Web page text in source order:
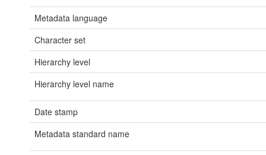
Metadata language
Character set
Hierarchy level
Hierarchy level name
Date stamp
Metadata standard name